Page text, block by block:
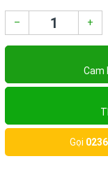
– +
Cam
Gọi